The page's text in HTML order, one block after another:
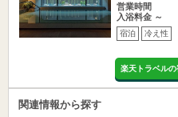
営業時間
入浴料金 ～
宿泊 冷え性
楽天トラベル
関連情報から探す